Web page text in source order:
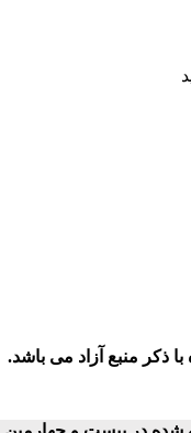
ذکر منبع آزاد می باشد.